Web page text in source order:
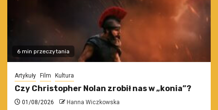
6 min przeczytania
Artykuły Film Kultura
Czy Christopher Nolan zrobił nas w „konia”?
01/08/2026 Hanna Wiczkowska